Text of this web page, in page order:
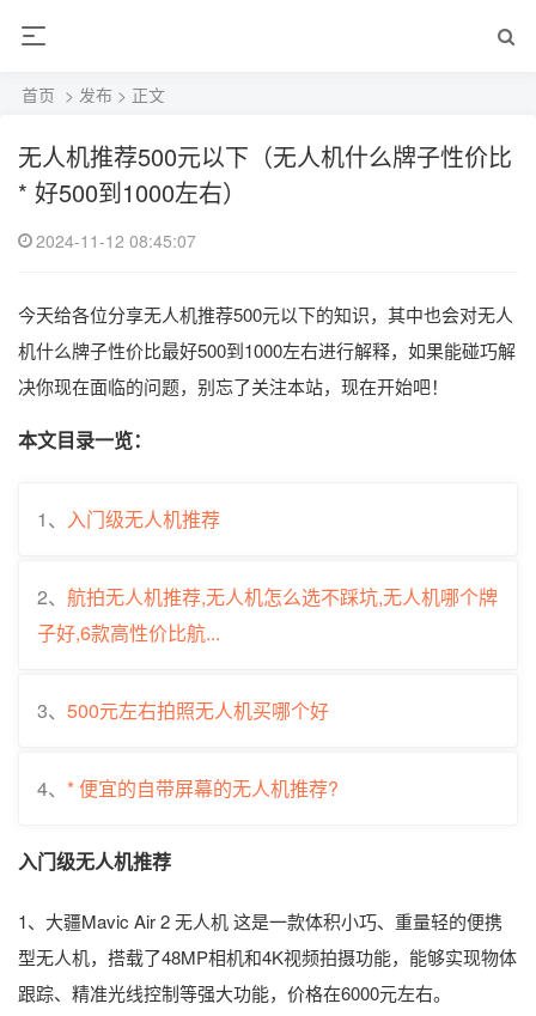
首页 > 发布 > 正文
无人机推荐500元以下（无人机什么牌子性价比
* 好500到1000左右）
2024-11-12 08:45:07
今天给各位分享无人机推荐500元以下的知识，其中也会对无人
机什么牌子性价比最好500到1000左右进行解释，如果能碰巧解
决你现在面临的问题，别忘了关注本站，现在开始吧！
本文目录一览：
1、 入门级无人机推荐
2、 航拍无人机推荐,无人机怎么选不踩坑,无人机哪个牌
子好,6款高性价比航...
3、 500元左右拍照无人机买哪个好
4、 * 便宜的自带屏幕的无人机推荐?
入门级无人机推荐
1、大疆Mavic Air 2 无人机 这是一款体积小巧、重量轻的便携
型无人机，搭载了48MP相机和4K视频拍摄功能，能够实现物体
跟踪、精准光线控制等强大功能，价格在6000元左右。